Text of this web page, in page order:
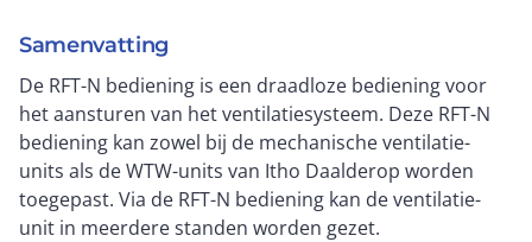
Samenvatting
De RFT-N bediening is een draadloze bediening voor
het aansturen van het ventilatiesysteem. Deze RFT-N
bediening kan zowel bij de mechanische ventilatie-
units als de WTW-units van Itho Daalderop worden
toegepast. Via de RFT-N bediening kan de ventilatie-
unit in meerdere standen worden gezet.